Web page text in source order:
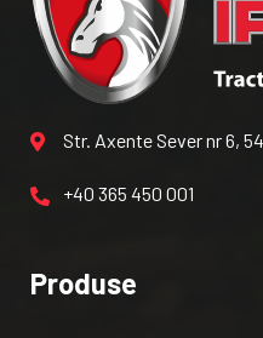
Str. Axente Sever nr 6,
+40 365 450 001
Produse